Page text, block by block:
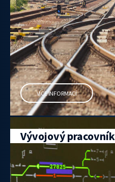
VÍCE INFORMACÍ
Vývojový pracovník